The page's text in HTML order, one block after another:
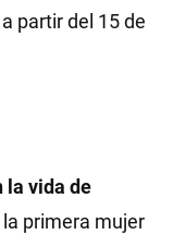
partir del 15 de
la vida de
primera mujer